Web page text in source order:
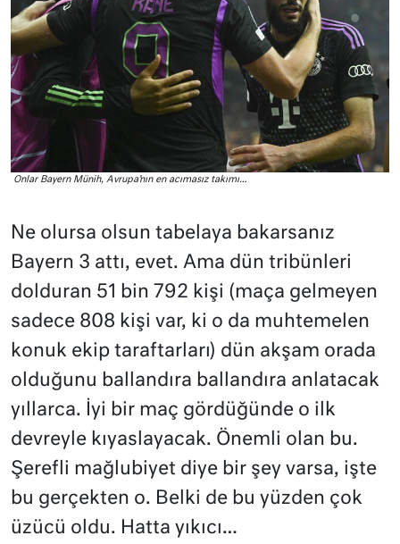
Onlar Bayern Münih, Avrupa’nın en acımasız takımı…
Ne olursa olsun tabelaya bakarsanız
Bayern 3 attı, evet. Ama dün tribünleri
dolduran 51 bin 792 kişi (maça gelmeyen
sadece 808 kişi var, ki o da muhtemelen
konuk ekip taraftarları) dün akşam orada
olduğunu ballandıra ballandıra anlatacak
yıllarca. İyi bir maç gördüğünde o ilk
devreyle kıyaslayacak. Önemli olan bu.
Şerefli mağlubiyet diye bir şey varsa, işte
bu gerçekten o. Belki de bu yüzden çok
üzücü oldu. Hatta yıkıcı…